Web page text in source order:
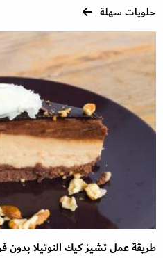
حلويات سهلة
طريقة عمل تشيز كيك النوتيلا بدون